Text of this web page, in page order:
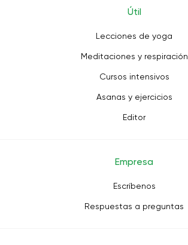
Útil
Lecciones de yoga
Meditaciones y respiración
Cursos intensivos
Asanas y ejercicios
Editor
Empresa
Escríbenos
Respuestas a preguntas